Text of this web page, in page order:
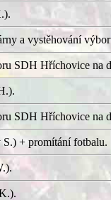
a vystěhování
SDH Hříchovice na
SDH Hříchovice na
S.) + promítání fotbalu.